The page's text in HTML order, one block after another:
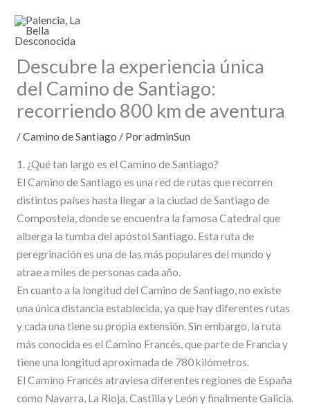
contenido
Descubre la experiencia única
del Camino de Santiago:
recorriendo 800 km de aventura
/Camino de Santiago / PoradminSun
1. ¿Qué tan largo es el Camino de Santiago?
El Camino de Santiago es una red de rutas que recorren
distintos países hasta llegar a la ciudad de Santiago de
Compostela, donde se encuentra la famosa Catedral que
alberga la tumba del apóstol Santiago. Esta ruta de
peregrinación es una de las más populares del mundo y
atrae a miles de personas cada año.
En cuanto a la longitud del Camino de Santiago, no existe
una única distancia establecida, ya que hay diferentes rutas
y cada una tiene su propia extensión. Sin embargo, la ruta
más conocida es el Camino Francés, que parte de Francia y
tiene una longitud aproximada de 780 kilómetros.
El Camino Francés atraviesa diferentes regiones de España
como Navarra, La Rioja, Castilla y León y finalmente Galicia.